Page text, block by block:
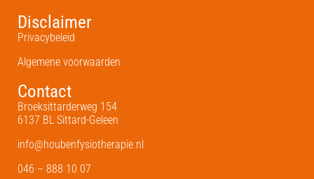
Disclaimer
Privacybeleid
Algemene voorwaarden
Contact
Broeksittarderweg 154
6137 BL Sittard-Geleen
info@houbenfysiotherapie.nl
046 – 888 10 07